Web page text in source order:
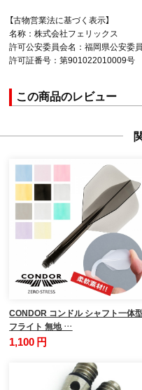
【古物営業法に基づく表示】
名称：株式会社フェリックス
許可公安委員会名：福岡県公安委
許可証番号：第901022010009号
この商品のレビュー
CONDOR コンドル シャフト一体
フライト 無地 …
1,100 円